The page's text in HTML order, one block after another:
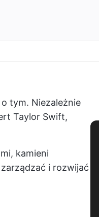
tym. Niezależnie
Taylor Swift,
kamieni
i rozwijać